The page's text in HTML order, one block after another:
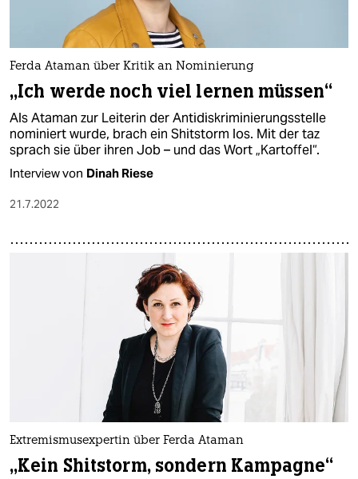
Ferda Ataman über Kritik an Nominierung
„Ich werde noch viel lernen müssen“
Als Ataman zur Leiterin der Antidiskriminierungsstelle
nominiert wurde, brach ein Shitstorm los. Mit der taz
sprach sie über ihren Job – und das Wort „Kartoffel“.
Interview von Dinah Riese
21.7.2022
Extremismusexpertin über Ferda Ataman
„Kein Shitstorm, sondern Kampagne“